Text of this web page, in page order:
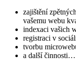
zajištění
vašemu webu
indexaci vašich
registraci v
tvorbu
a další činnosti…